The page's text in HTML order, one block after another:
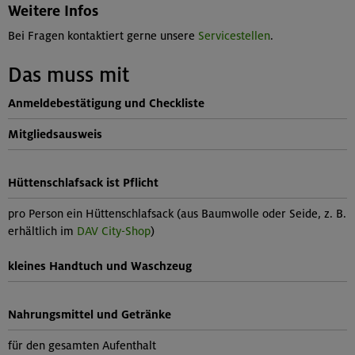
Weitere Infos
Bei Fragen kontaktiert gerne unsere Servicestellen.
Das muss mit
Anmeldebestätigung und Checkliste
Mitgliedsausweis
Hüttenschlafsack ist Pflicht
pro Person ein Hüttenschlafsack (aus Baumwolle oder Seide, z. B.
erhältlich im DAV City-Shop)
kleines Handtuch und Waschzeug
Nahrungsmittel und Getränke
für den gesamten Aufenthalt